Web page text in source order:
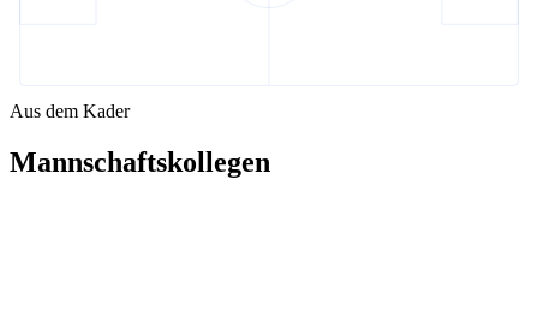
Aus dem Kader
Mannschaftskollegen